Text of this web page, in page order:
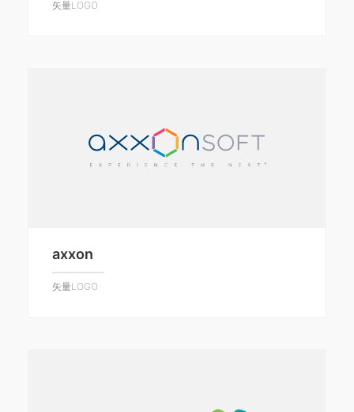
矢量LOGO
axxon
矢量LOGO